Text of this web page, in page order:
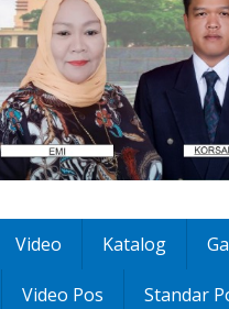
Video Katalog
Video Pos Standar